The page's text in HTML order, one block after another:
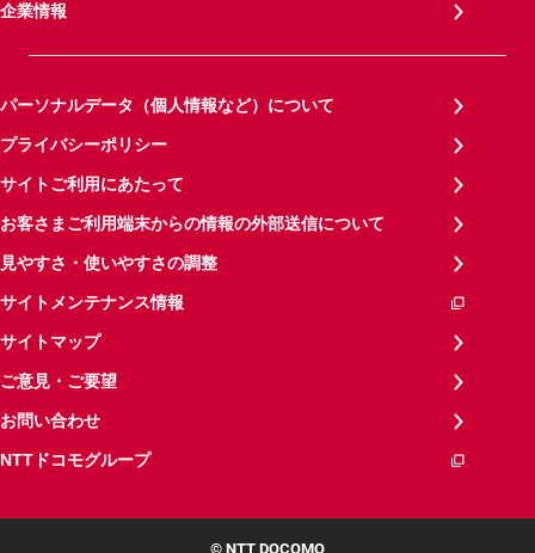
企業情報
パーソナルデータ（個人情報など）について
プライバシーポリシー
サイトご利用にあたって
お客さまご利用端末からの情報の外部送信について
見やすさ・使いやすさの調整
サイトメンテナンス情報
サイトマップ
ご意見・ご要望
お問い合わせ
NTTドコモグループ
© NTT DOCOMO